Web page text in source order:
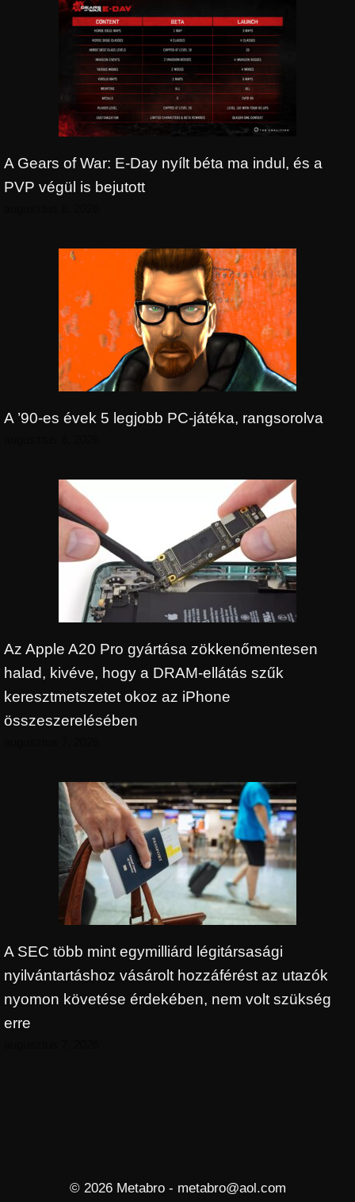
A Gears of War: E-Day nyílt béta ma indul, és a
PVP végül is bejutott
A ’90-es évek 5 legjobb PC-játéka, rangsorolva
Az Apple A20 Pro gyártása zökkenőmentesen
halad, kivéve, hogy a DRAM-ellátás szűk
keresztmetszetet okoz az iPhone
összeszerelésében
A SEC több mint egymilliárd légitársasági
nyilvántartáshoz vásárolt hozzáférést az utazók
nyomon követése érdekében, nem volt szükség
erre
© 2026 Metabro - metabro@aol.com